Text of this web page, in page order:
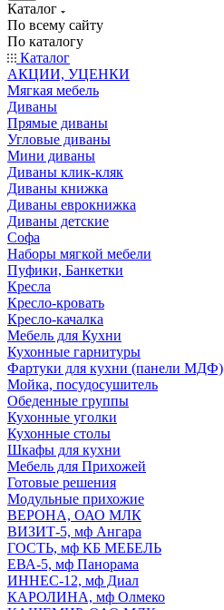
Каталог
По всему сайту
По каталогу
Каталог
АКЦИИ, УЦЕНКИ
Мягкая мебель
Диваны
Прямые диваны
Угловые диваны
Мини диваны
Диваны клик-кляк
Диваны книжка
Диваны еврокнижка
Диваны детские
Софа
Наборы мягкой мебели
Пуфики, Банкетки
Кресла
Кресло-кровать
Кресло-качалка
Мебель для Кухни
Кухонные гарнитуры
Фартуки для кухни (панели МДФ)
Мойка, посудосушитель
Обеденные группы
Кухонные уголки
Кухонные столы
Шкафы для кухни
Мебель для Прихожей
Готовые решения
Модульные прихожие
ВЕРОНА, ОАО МЛК
ВИЗИТ-5, мф Ангара
ГОСТЬ, мф КБ МЕБЕЛЬ
ЕВА-5, мф Панорама
ИННЕС-12, мф Диал
КАРОЛИНА, мф Олмеко